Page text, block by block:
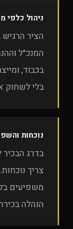
ניהול כלפי
הציר
המנכ״ל
בכבוד,
בלי לשחוק
נוכחות
בדרג
צריך
משפיעים
הנהלה